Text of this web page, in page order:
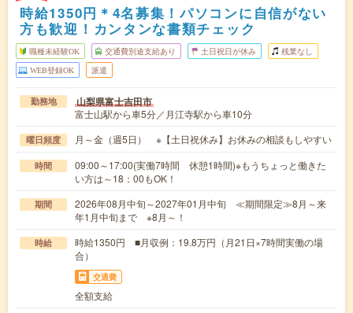
時給1350円＊4名募集！パソコンに自信がない
方も歓迎！カンタンな書類チェック
職種未経験OK 交通費別途支給あり 土日祝日が休み 残業なし
WEB登録OK 派遣
勤務地 山梨県富士吉田市
富士山駅から車5分／月江寺駅から車10分
曜日頻度 月～金（週5日） ※【土日祝休み】お休みの相談もしやすい
時間
09:00～17:00(実働7時間 休憩1時間)※もうちょっと働きた
い方は～18：00もOK！
期間
2026年08月中旬～2027年01月中旬 ≪期間限定≫8月～来
年1月中旬まで ※8月～！
時給
時給1350円 ■月収例：19.8万円（月21日×7時間実働の場
合）
交通費
全額支給